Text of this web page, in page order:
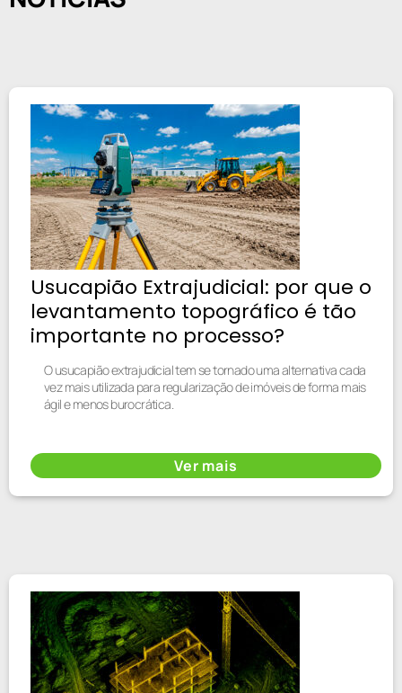
Usucapião Extrajudicial: por que o
levantamento topográfico é tão
importante no processo?
O usucapião extrajudicial tem se tornado uma alternativa cada
vez mais utilizada para regularização de imóveis de forma mais
ágil e menos burocrática.
Ver mais